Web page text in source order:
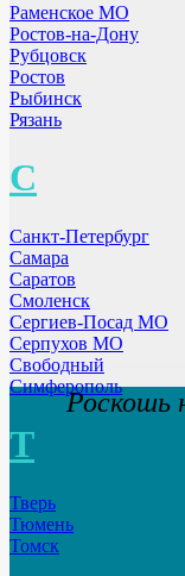
Раменское МО
Ростов-на-Дону
Рубцовск
Ростов
Рыбинск
Рязань
С
Санкт-Петербург
Самара
Саратов
Смоленск
Сергиев-Посад МО
Серпухов МО
Свободный
Симферополь
Т
Тверь
Тюмень
Томск
Роскошь